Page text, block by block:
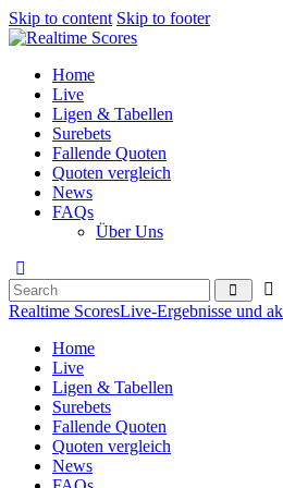
Skip to content Skip to footer
Home
Live
Ligen & Tabellen
Surebets
Fallende Quoten
Quoten vergleich
News
FAQs
Über Uns
Realtime ScoresLive-Ergebnisse und
Home
Live
Ligen & Tabellen
Surebets
Fallende Quoten
Quoten vergleich
News